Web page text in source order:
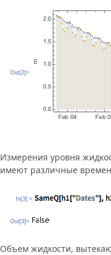
Out[2]=
Измерения уровня
имеют различные
In[3]:=
Out[3]=
Объем жидкости,